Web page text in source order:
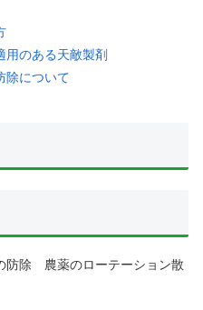
用のある天敵製剤
除について
防除 農薬のローテーション散